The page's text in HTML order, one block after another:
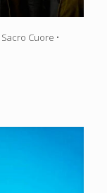
Cuore •